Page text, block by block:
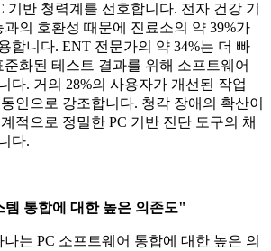
기반 청력계를 선호합니다. 전자 건강 기
의 호환성 때문에 진료소의 약 39%가
합니다. ENT 전문가의 약 34%는 더 빠
화된 테스트 결과를 위해 소프트웨어
다. 거의 28%의 사용자가 개선된 작업
인으로 강조합니다. 청각 장애의 확산이
적으로 정밀한 PC 기반 진단 도구의 채
다.
통합에 대한 높은 의존도"
는 PC 소프트웨어 통합에 대한 높은 의